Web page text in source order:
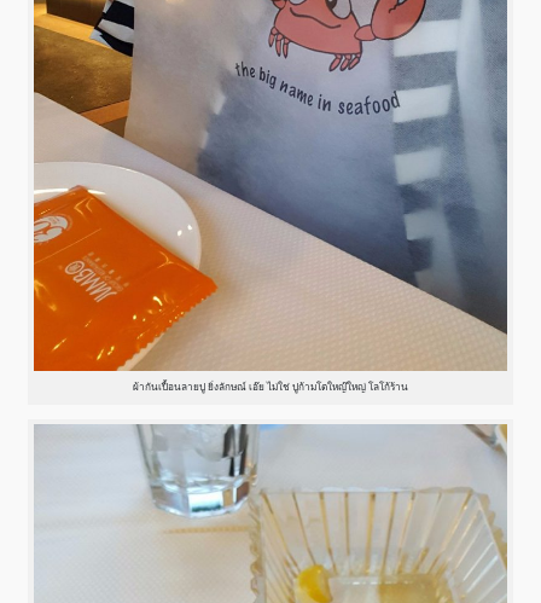
ผ้ากันเปื้อนลายปู ยิ่งลักษณ์ เอ๊ย ไม่ใช่ ปูก้ามโตใหญ๊ใหญ่ โลโก้ร้าน